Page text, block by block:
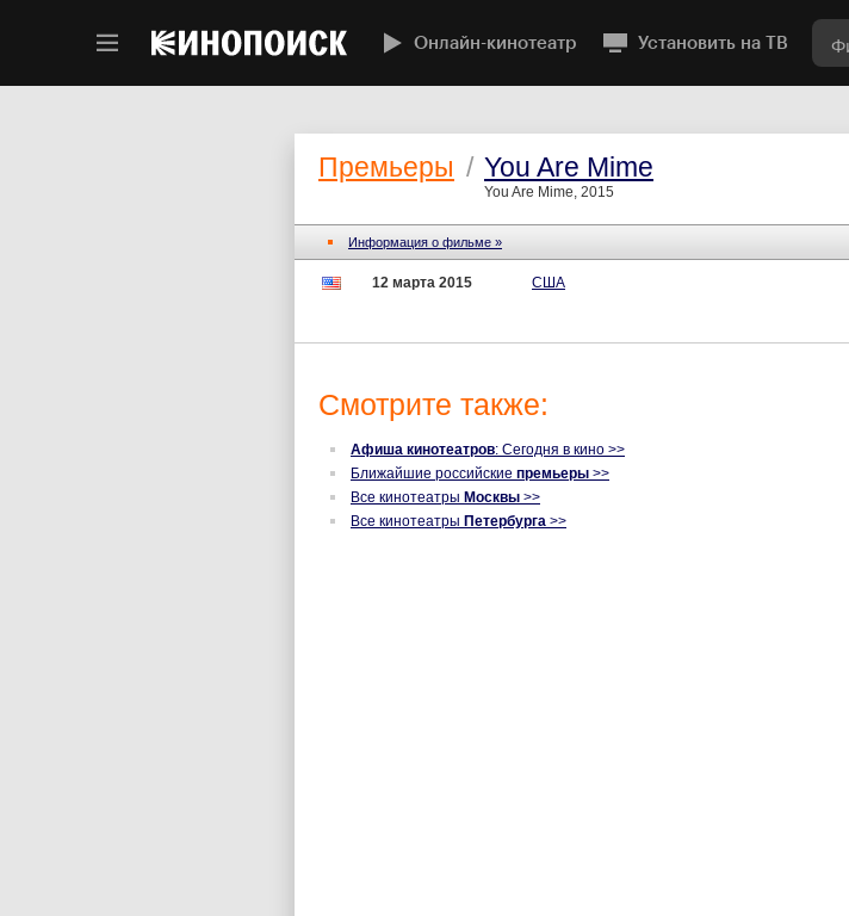
Онлайн-кинотеатр Установить на ТВ
Премьеры / You Are Mime
You Are Mime, 2015
Информация о фильме »
12 марта 2015 США
Смотрите также:
Афиша кинотеатров: Сегодня в кино >>
Ближайшие российские премьеры >>
Все кинотеатры Москвы >>
Все кинотеатры Петербурга >>